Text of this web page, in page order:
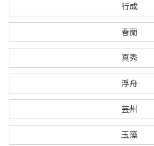
プライバシーポリシー
特定商取引法について
お問い合わせ
行成
春蘭
真秀
浮舟
芸州
玉藻